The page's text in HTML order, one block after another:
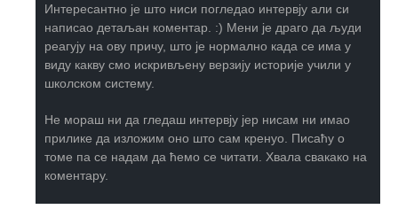
Интересантно је што ниси погледао интервју али си
написао детаљан коментар. :) Мени је драго да људи
реагују на ову причу, што је нормално када се има у
виду какву смо искривљену верзију историје учили у
школском систему.
Не мораш ни да гледаш интервју јер нисам ни имао
прилике да изложим оно што сам кренуо. Писаћу о
томе па се надам да ћемо се читати. Хвала свакако на
коментару.